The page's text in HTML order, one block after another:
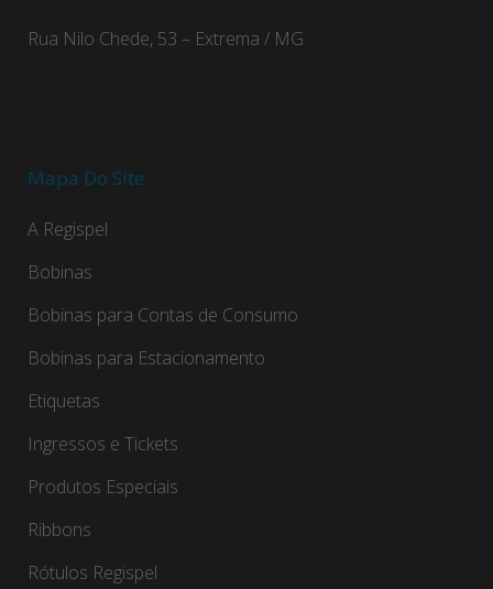
Rua Nilo Chede, 53 – Extrema / MG
Mapa Do Site
A Regispel
Bobinas
Bobinas para Contas de Consumo
Bobinas para Estacionamento
Etiquetas
Ingressos e Tickets
Produtos Especiais
Ribbons
Rótulos Regispel